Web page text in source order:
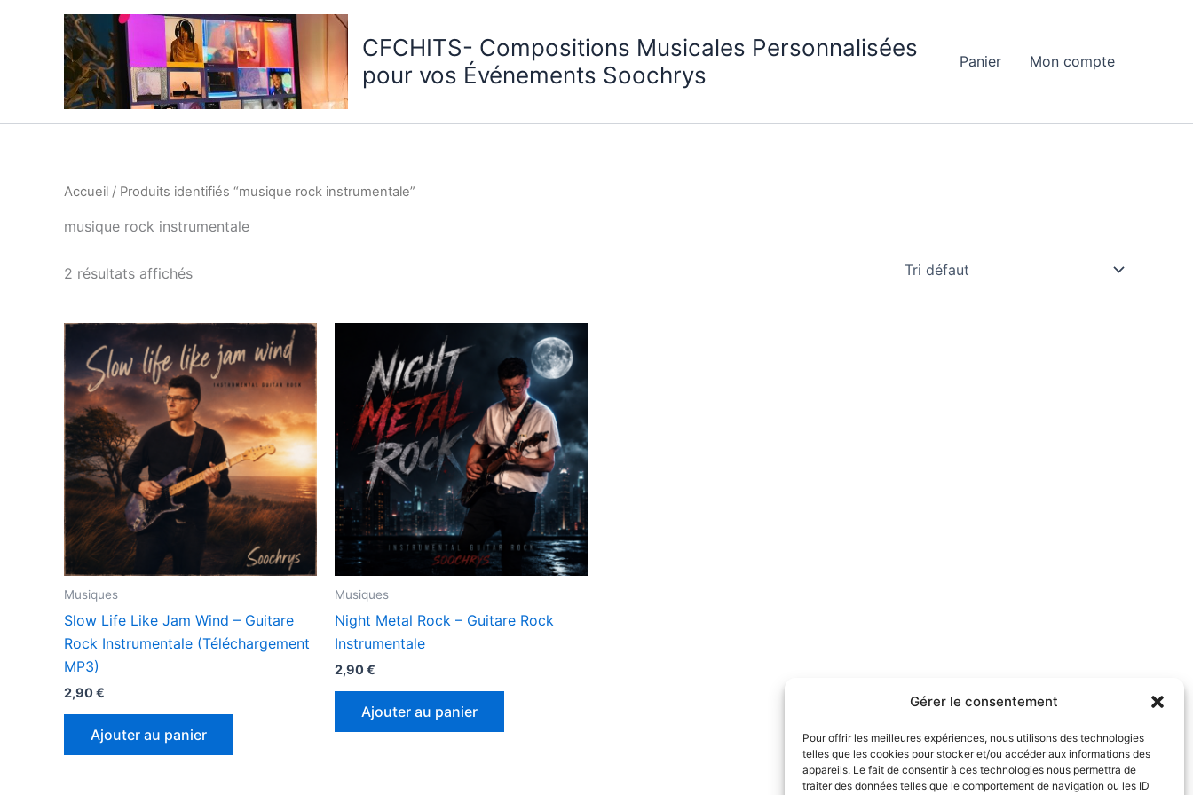
Gérer le consentement
Pour offrir les meilleures expériences, nous utilisons des technologies
telles que les cookies pour stocker et/ou accéder aux informations des
appareils. Le fait de consentir à ces technologies nous permettra de
traiter des données telles que le comportement de navigation ou les ID
CFCHITS- Compositions Musicales Personnalisées
pour vos Événements Soochrys
Panier Mon compte
Accueil / Produits identifiés “musique rock instrumentale”
musique rock instrumentale
2 résultats affichés
Musiques
Slow Life Like Jam Wind – Guitare
Rock Instrumentale (Téléchargement
MP3)
2,90€
Ajouter au panier
Musiques
Night Metal Rock – Guitare Rock
Instrumentale
2,90€
Ajouter au panier